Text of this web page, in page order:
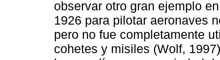
observar otro gran ejemplo
1926 para pilotar aeronaves
pero no fue completamente
cohetes y misiles (Wolf,